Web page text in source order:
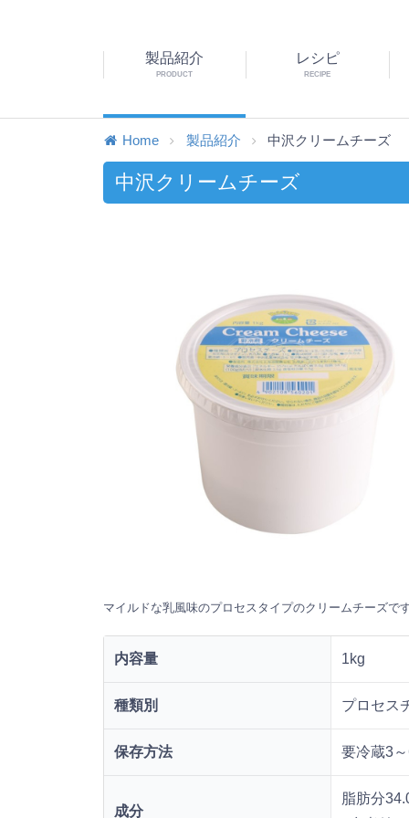
製品紹介
PRODUCT
レシピ
RECIPE
Home 製品紹介 中沢クリームチーズ
中沢クリームチーズ
マイルドな乳風味のプロセスタイプのクリームチーズで
内容量 1kg
種類別 プロセス
保存方法 要冷蔵3
成分
脂肪分